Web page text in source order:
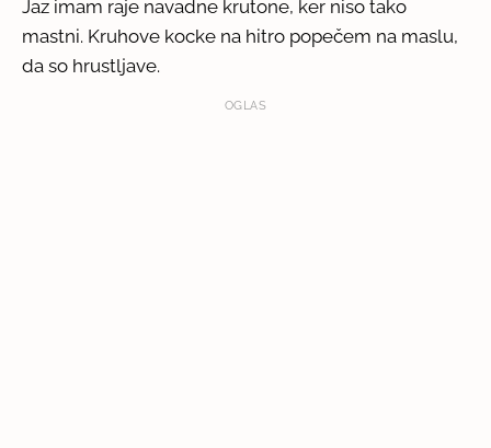
Jaz imam raje navadne krutone, ker niso tako
mastni. Kruhove kocke na hitro popečem na maslu,
da so hrustljave.
OGLAS